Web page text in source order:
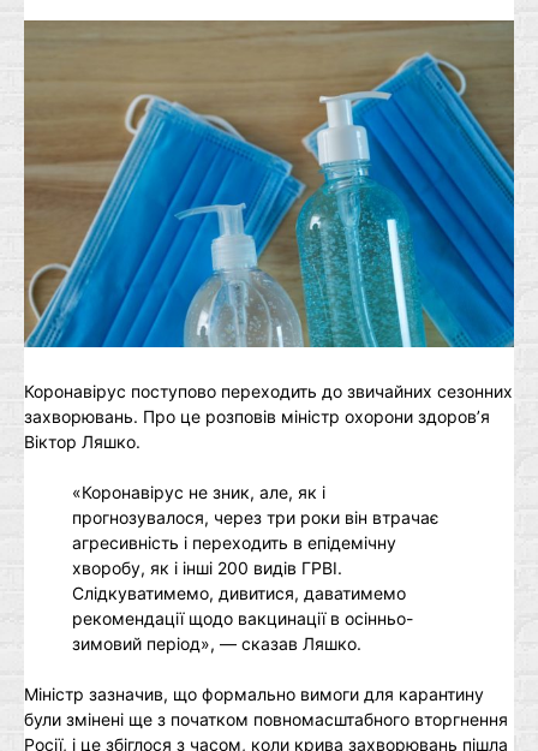
Коронавірус поступово переходить до звичайних сезонних
захворювань. Про це розповів міністр охорони здоров’я
Віктор Ляшко.
«Коронавірус не зник, але, як і
прогнозувалося, через три роки він втрачає
агресивність і переходить в епідемічну
хворобу, як і інші 200 видів ГРВІ.
Слідкуватимемо, дивитися, даватимемо
рекомендації щодо вакцинації в осінньо-
зимовий період», — сказав Ляшко.
Міністр зазначив, що формально вимоги для карантину
були змінені ще з початком повномасштабного вторгнення
Росії, і це збіглося з часом, коли крива захворювань пішла